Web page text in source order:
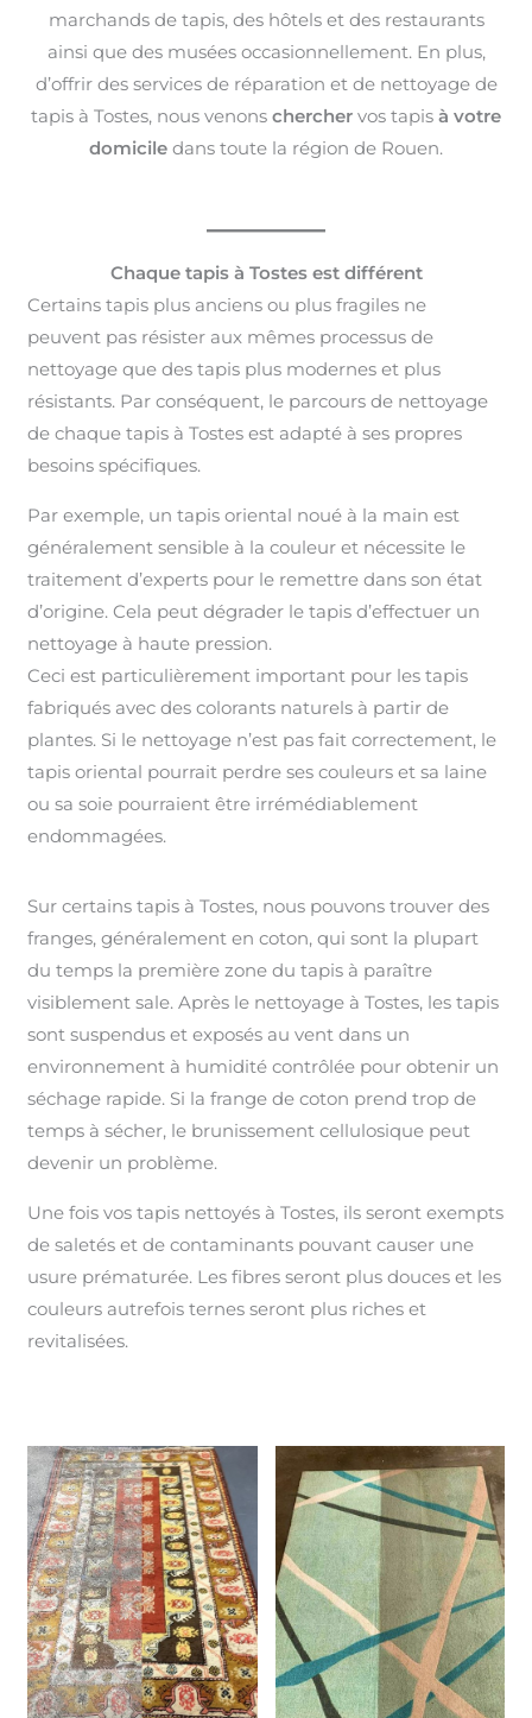
marchands de tapis, des hôtels et des restaurants
ainsi que des musées occasionnellement. En plus,
d’offrir des services de réparation et de nettoyage de
tapis à Tostes, nous venons chercher vos tapis à votre
domicile dans toute la région de Rouen.
Chaque tapis à Tostes est différent
Certains tapis plus anciens ou plus fragiles ne
peuvent pas résister aux mêmes processus de
nettoyage que des tapis plus modernes et plus
résistants. Par conséquent, le parcours de nettoyage
de chaque tapis à Tostes est adapté à ses propres
besoins spécifiques.
Par exemple, un tapis oriental noué à la main est
généralement sensible à la couleur et nécessite le
traitement d’experts pour le remettre dans son état
d’origine. Cela peut dégrader le tapis d’effectuer un
nettoyage à haute pression.
Ceci est particulièrement important pour les tapis
fabriqués avec des colorants naturels à partir de
plantes. Si le nettoyage n’est pas fait correctement, le
tapis oriental pourrait perdre ses couleurs et sa laine
ou sa soie pourraient être irrémédiablement
endommagées.
Sur certains tapis à Tostes, nous pouvons trouver des
franges, généralement en coton, qui sont la plupart
du temps la première zone du tapis à paraître
visiblement sale. Après le nettoyage à Tostes, les tapis
sont suspendus et exposés au vent dans un
environnement à humidité contrôlée pour obtenir un
séchage rapide. Si la frange de coton prend trop de
temps à sécher, le brunissement cellulosique peut
devenir un problème.
Une fois vos tapis nettoyés à Tostes, ils seront exempts
de saletés et de contaminants pouvant causer une
usure prématurée. Les fibres seront plus douces et les
couleurs autrefois ternes seront plus riches et
revitalisées.